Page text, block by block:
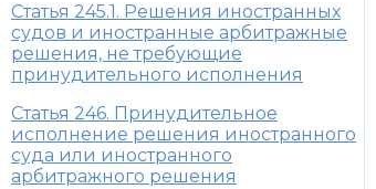
Статья 245.1. Решения иностранных
судов и иностранные арбитражные
решения, не требующие
принудительного исполнения
Статья 246. Принудительное
исполнение решения иностранного
суда или иностранного
арбитражного решения